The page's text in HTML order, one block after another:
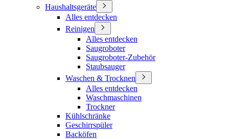
Haushaltsgeräte
Alles entdecken
Reinigen
Alles entdecken
Saugroboter
Saugroboter-Zubehör
Staubsauger
Waschen & Trocknen
Alles entdecken
Waschmaschinen
Trockner
Kühlschränke
Geschirrspüler
Backöfen